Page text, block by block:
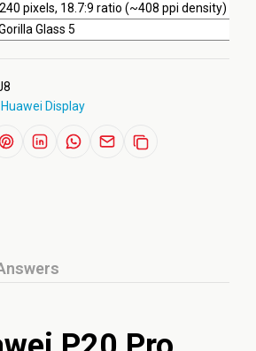
pixels, 18.7:9 ratio (~408 ppi density)
Glass 5
Huawei Display